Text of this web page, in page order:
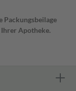
Packungsbeilage
Apotheke.